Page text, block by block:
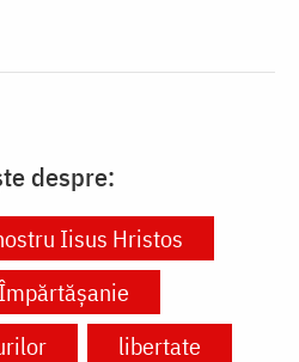
despre:
Iisus Hristos
libertate